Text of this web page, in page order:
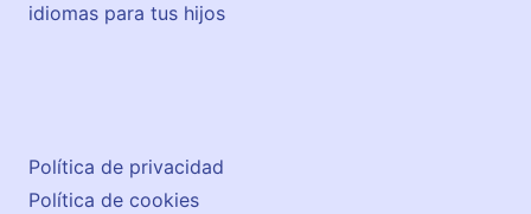
idiomas para tus hijos
Política de privacidad
Política de cookies